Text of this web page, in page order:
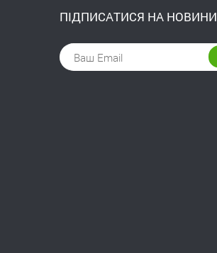
ПІДПИСАТИСЯ НА НОВИНИ